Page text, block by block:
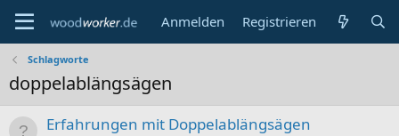
Anmelden Registrieren
Schlagworte
doppelablängsägen
Erfahrungen mit Doppelablängsägen